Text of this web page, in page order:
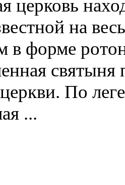
церковь
на
в форме
святыня
По
...